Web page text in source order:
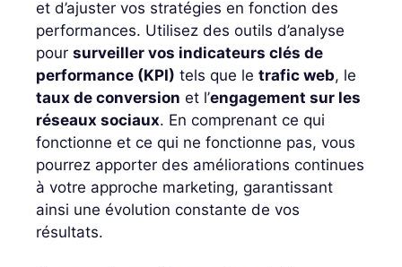
et d’ajuster vos stratégies en fonction des
performances. Utilisez des outils d’analyse
pour surveiller vos indicateurs clés de
performance (KPI) tels que le trafic web, le
taux de conversion et l’engagement sur les
réseaux sociaux. En comprenant ce qui
fonctionne et ce qui ne fonctionne pas, vous
pourrez apporter des améliorations continues
à votre approche marketing, garantissant
ainsi une évolution constante de vos
résultats.